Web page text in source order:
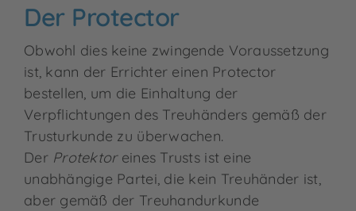
Der Protector
Obwohl dies keine zwingende Voraussetzung
ist, kann der Errichter einen Protector
bestellen, um die Einhaltung der
Verpflichtungen des Treuhänders gemäß der
Trusturkunde zu überwachen.
Der Protektoreines Trusts ist eine
unabhängige Partei, die kein Treuhänder ist,
aber gemäß der Treuhandurkunde